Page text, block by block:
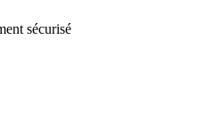
sécurisé